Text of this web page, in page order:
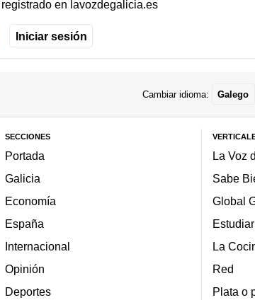
en lavozdegalicia.es
Iniciar sesión
Cambiar idioma: Galego
SECCIONES
Portada
Galicia
Economía
España
Internacional
Opinión
Deportes
La Voz
Sabe
Global
La
Red
Plata o